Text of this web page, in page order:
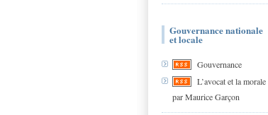
Gouvernance nationale
et locale
Gouvernance
L’avocat et la morale
par Maurice Garçon